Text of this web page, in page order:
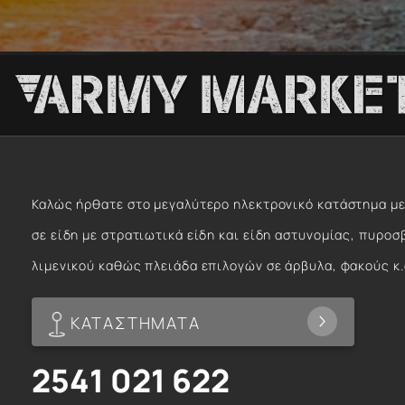
Καλώς ήρθατε στο μεγαλύτερο ηλεκτρονικό κατάστημα με
σε είδη με στρατιωτικά είδη και είδη αστυνομίας,
λιμενικού καθώς πλειάδα επιλογών σε άρβυλα, φακούς
ΚΑΤΑΣΤΗΜΑΤΑ
2541 021 622